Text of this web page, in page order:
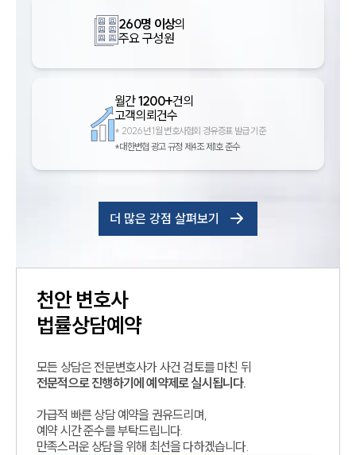
260명 이상의
주요 구성원
월간1200+건의
고객의뢰건수
* 2026년 1월 변호사협회 경유증표 발급 기준
*대한변협 광고 규정 제4조 제1호 준수
더 많은 강점 살펴보기
천안변호사
법률상담예약
모든 상담은 전문변호사가 사건 검토를 마친 뒤
전문적으로 진행하기에 예약제로 실시됩니다.
가급적 빠른 상담 예약을 권유드리며,
예약 시간 준수를 부탁드립니다.
만족스러운 상담을 위해 최선을 다하겠습니다.